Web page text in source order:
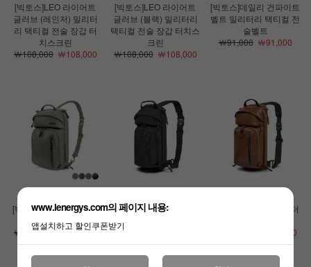
[빅토스]LEO 라이어트
글러브 (레인저) 밀리터
리 택티컬 전술 장갑 터
치스크린
￦108,000￦108,000
[빅토스]LEO 라이어트
글러브 (블랙) 밀리터리
택티컬 전술 장갑 터치스
크린
￦108,000￦108,000
[빅토스]데일리 건파이트
벨트 밀리터리 택티컬 전
술벨트
￦91,000￦91,000
[빅토스]업스케일 XL 슬
링백 크로스백 11L
￦164,000￦164,000
[빅토스]업스케일 3 슬링
백 크로스백 택티컬 가방
￦155,000
[빅토스]업스케일 3 레더
￦228,000
www.lenergys.com의 페이지 내용:
앱설치하고 할인쿠폰받기